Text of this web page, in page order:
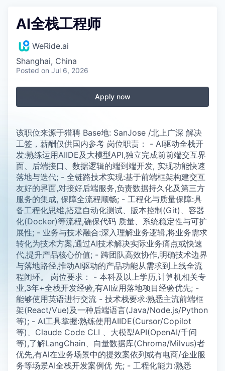
AI全栈工程师
WeRide.ai
Shanghai, China
Posted on Jul 6, 2026
Apply now
该职位来源于猎聘 Base地: SanJose /北上广深 解决
工签，薪酬仅供国内参考 岗位职责： - AI驱动全栈开
发:熟练运用AIIDE及大模型API,独立完成前前端交互界
面、后端接口、数据逻辑的端到端开发, 实现功能快速
落地与迭代; - 全链路技术实现:基于前端框架构建交互
友好的界面,对接好后端服务,负责数据持久化及第三方
服务的集成, 保障全流程顺畅; - 工程化与质量保障:具
备工程化思维,搭建自动化测试、版本控制(Git)、容器
化(Docker)等流程,确保代码 质量、系统稳定性与可扩
展性; - 业务与技术融合:深入理解业务逻辑,将业务需求
转化为技术方案,通过AI技术解决实际业务痛点或快速
代,提升产品核心价值; - 跨团队高效协作,明确技术边界
与落地路径,推动AI驱动的产品功能从需求到上线全流
程闭环。 岗位要求： - 本科及以上学历,计算机相关专
业,3年+全栈开发经验,有AI应用落地项目经验优先; -
能够使用英语进行交流 - 技术栈要求:熟悉主流前端框
架(React/Vue)及一种后端语言(Java/Node.js/Python
等); - AI工具掌握:熟练使用AIIDE(Cursor/Copilot
等)、Claude Code CLI 、大模型API(OpenAI/千问
等),了解LangChain、向量数据库(Chroma/Milvus)者
优先,有Al在业务场景中的提效案依列或有电商/企业服
务等场景AI全栈开发案例优 先; - 工程化能力:熟悉